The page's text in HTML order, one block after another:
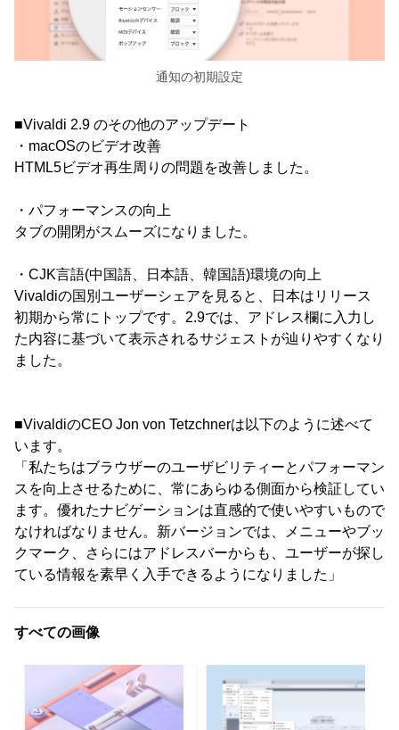
通知の初期設定
■Vivaldi 2.9 のその他のアップデート
・macOSのビデオ改善
HTML5ビデオ再生周りの問題を改善しました。
・パフォーマンスの向上
タブの開閉がスムーズになりました。
・CJK言語(中国語、日本語、韓国語)環境の向上
Vivaldiの国別ユーザーシェアを見ると、日本はリリース
初期から常にトップです。2.9では、アドレス欄に入力し
た内容に基づいて表示されるサジェストが辿りやすくなり
ました。
■VivaldiのCEO Jon von Tetzchnerは以下のように述べて
います。
「私たちはブラウザーのユーザビリティーとパフォーマン
スを向上させるために、常にあらゆる側面から検証してい
ます。優れたナビゲーションは直感的で使いやすいもので
なければなりません。新バージョンでは、メニューやブッ
クマーク、さらにはアドレスバーからも、ユーザーが探し
ている情報を素早く入手できるようになりました」
すべての画像